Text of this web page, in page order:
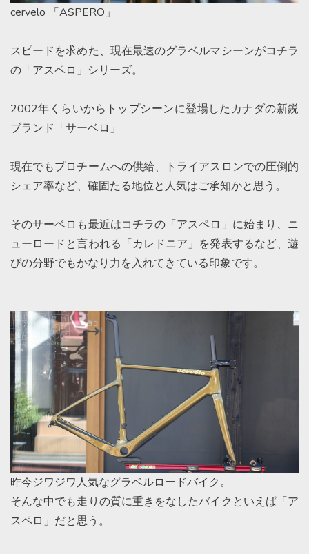
cervelo 「ASPERO」
スピードを求めた、現在最速のグラベルマシーンがコチラ
の「アスペロ」シリーズ。
2002年くらいからトップシーンに登場したカナダの新鋭
ブランド「サーベロ」
現在でもプロチームへの供給、トライアスロンでの圧倒的
シェア率など、確固たる地位と人気はご承知かと思う。
そのサーベロも最近はコチラの「アスペロ」に始まり、ニ
ューロードと言われる「カレドニア」を発表するなど、遊
びの分野でもかなり力を入れてきている印象です。
昨今ジワジワ人気なグラベルロードバイク。
そんな中でも走りの質に重きをなしたバイクといえば「ア
スペロ」だと思う。